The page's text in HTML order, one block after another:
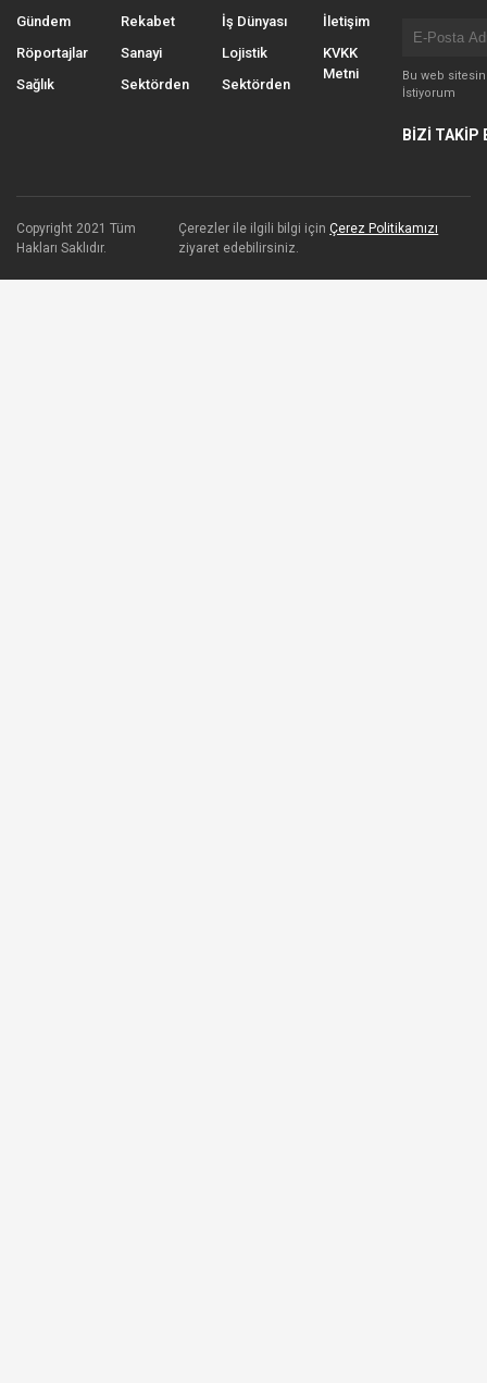
Gündem
Röportajlar
Sağlık
Rekabet
Sanayi
Sektörden
İş Dünyası
Lojistik
Sektörden
İletişim
KVKK
Metni
Bu web
İstiyorum
BİZİ TAKİP
Copyright 2021 Tüm
Hakları Saklıdır.
Çerezler ile ilgili bilgi içinÇerez Politikamızı
ziyaret edebilirsiniz.